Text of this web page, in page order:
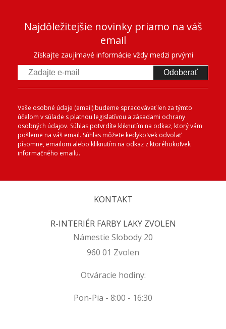
Najdôležitejšie novinky priamo na váš
email
Získajte zaujímavé informácie vždy medzi prvými
Odoberať
Vaše osobné údaje (email) budeme spracovávať len za týmto
účelom v súlade s platnou legislatívou a zásadami ochrany
osobných údajov. Súhlas potvrdíte kliknutím na odkaz, ktorý vám
pošleme na váš email. Súhlas môžete kedykoľvek odvolať
písomne, emailom alebo kliknutím na odkaz z ktoréhokoľvek
informačného emailu.
KONTAKT
R-INTERIÉR FARBY LAKY ZVOLEN
Námestie Slobody 20
960 01 Zvolen
Otváracie hodiny:
Pon-Pia - 8:00 - 16:30